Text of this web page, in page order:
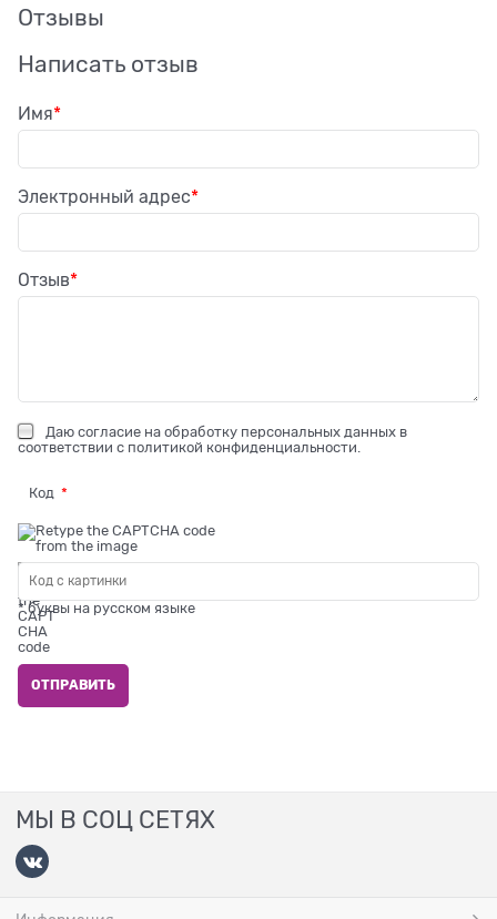
Отзывы
Написать отзыв
Имя
Электронный адрес
Отзыв
Даю согласие на обработку персональных данных в
соответствии с политикой конфиденциальности
Код
* буквы на русском языке
МЫ В СОЦ СЕТЯХ